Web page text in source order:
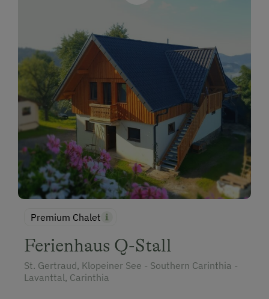
Premium Chalet
Ferienhaus Q-Stall
St. Gertraud, Klopeiner See - Southern Carinthia -
Lavanttal, Carinthia